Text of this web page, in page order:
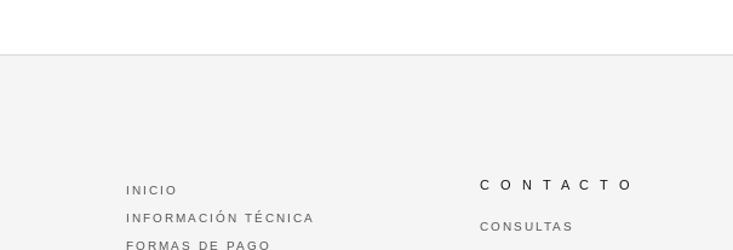
INICIO
INFORMACIÓN TÉCNICA
FORMAS DE PAGO
C O N T A C T O
CONSULTAS